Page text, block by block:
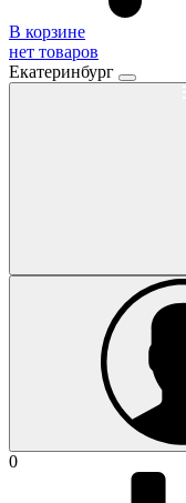
В корзине
нет товаров
Екатеринбург
0